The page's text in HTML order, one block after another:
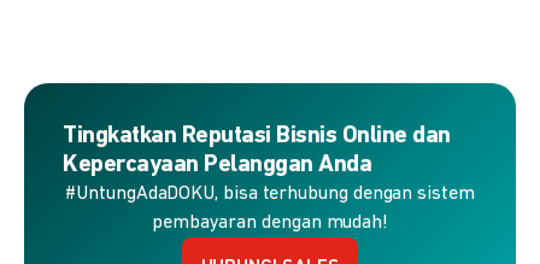
Tingkatkan Reputasi Bisnis Online dan
Kepercayaan Pelanggan Anda
#UntungAdaDOKU, bisa terhubung dengan sistem
pembayaran dengan mudah!